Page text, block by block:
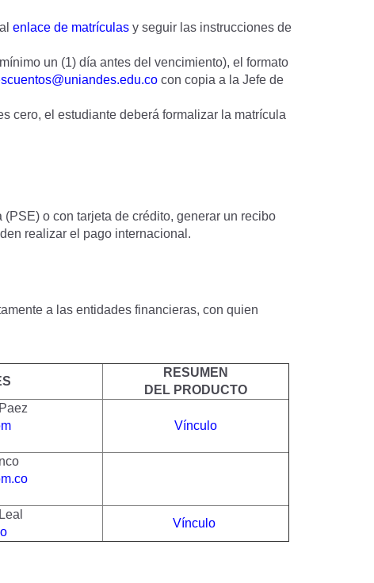
enlace de matrículas y seguir las instrucciones de
un (1) día antes del vencimiento), el formato
con copia a la Jefe de
cero, el estudiante deberá formalizar la matrícula
o con tarjeta de crédito, generar un recibo
realizar el pago internacional.
a las entidades financieras, con quien
RESUMEN
DEL PRODUCTO
Vínculo
Vínculo